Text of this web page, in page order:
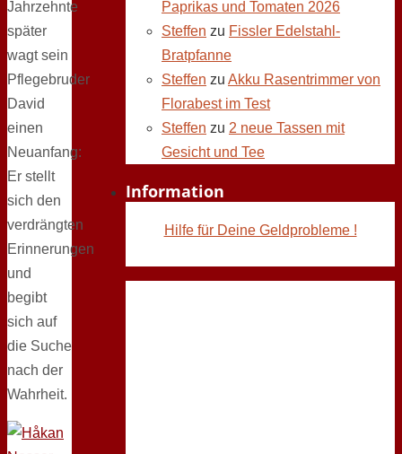
Jahrzehnte
später
wagt sein
Pflegebruder
David
einen
Neuanfang:
Er stellt
sich den
verdrängten
Erinnerungen
und
begibt
sich auf
die Suche
nach der
Wahrheit.
Paprikas und Tomaten 2026
Steffen zu Fissler Edelstahl-
Bratpfanne
Steffen zu Akku Rasentrimmer von
Florabest im Test
Steffen zu 2 neue Tassen mit
Gesicht und Tee
Information
Hilfe für Deine Geldprobleme !